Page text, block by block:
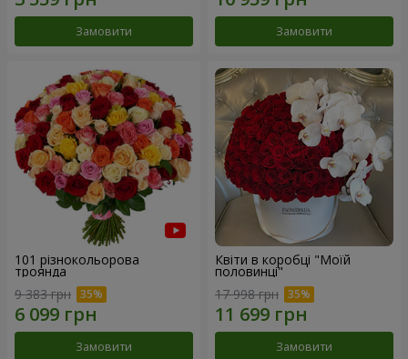
Замовити Замовити
101 різнокольорова
троянда
9 383 грн
Замовити
Квіти в коробці "Моїй
половинці"
17 998 грн
Замовити